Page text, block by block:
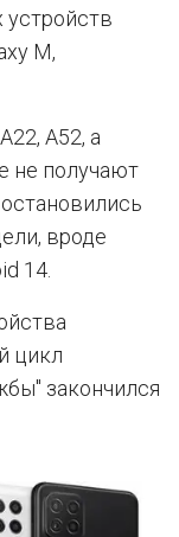
устройств
M,
A52, а
не получают
вроде
14.
цикл
закончился